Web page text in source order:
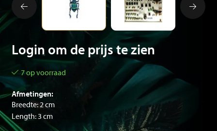
Login om de prijs te zien
7 op voorraad
Afmetingen:
Breedte: 2 cm
Length: 3 cm